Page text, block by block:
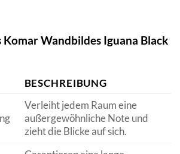
Komar Wandbildes Iguana Black
BESCHREIBUNG
Verleiht jedem Raum eine
außergewöhnliche Note und
zieht die Blicke auf sich.